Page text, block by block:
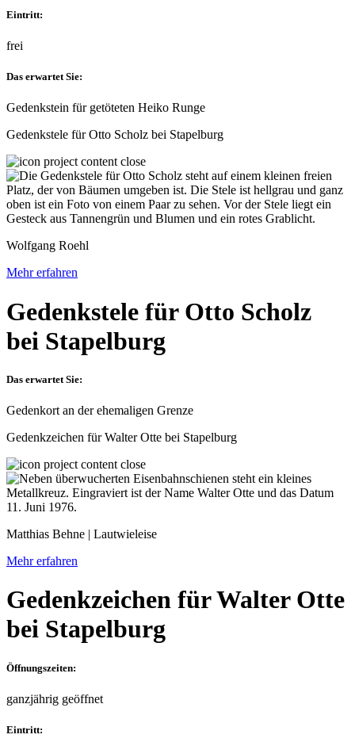
Eintritt:
frei
Das erwartet Sie:
Gedenkstein für getöteten Heiko Runge
Gedenkstele für Otto Scholz bei Stapelburg
Wolfgang Roehl
Mehr erfahren
Gedenkstele für Otto Scholz
bei Stapelburg
Das erwartet Sie:
Gedenkort an der ehemaligen Grenze
Gedenkzeichen für Walter Otte bei Stapelburg
Matthias Behne | Lautwieleise
Mehr erfahren
Gedenkzeichen für Walter Otte
bei Stapelburg
Öffnungszeiten:
ganzjährig geöffnet
Eintritt: